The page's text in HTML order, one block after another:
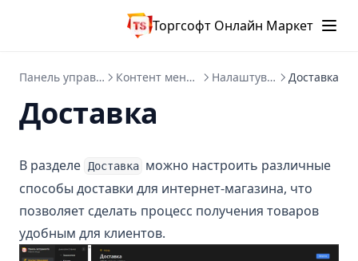
Торгсофт Онлайн Маркет
Панель управління Контент менеджер Налаштування Доставка
Доставка
В разделе Доставка можно настроить различные
способы доставки для интернет-магазина, что
позволяет сделать процесс получения товаров
удобным для клиентов.